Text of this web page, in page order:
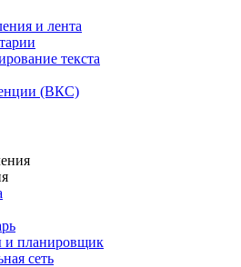
и лента
текста
(ВКС)
и планировщик
сеть